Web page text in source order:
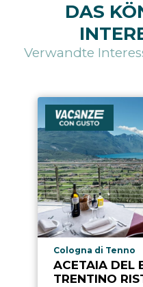
DAS
Verwandte
Cologna di Tenno
ACETAIA DEL
TRENTINO